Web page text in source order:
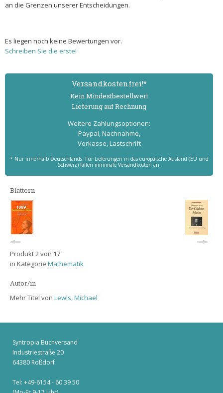
an die Grenzen unserer Entscheidungen.
Es liegen noch keine Bewertungen vor.
Schreiben Sie die erste!
Versand­kostenfrei!*
Kein Mindest­bestell­wert
Lieferung auf Rechnung
Weitere Zahlungs­optionen:
Paypal, Nachnahme,
Vorkasse, Lastschrift
* Nur innerhalb Deutschlands. Für Lieferungen in das europäische Ausland (EU und
Schweiz) fallen minimale Versandkosten an.
Blättern
Produkt 2 von 17
in Kategorie Mathematik
Autor/in
Mehr Titel von Lewis, Michael
Syntropia Buchversand
Industriestraße 20
64380 Roßdorf
Tel: +49-6154 - 60 39 50